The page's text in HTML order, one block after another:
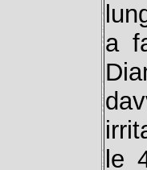
a
le